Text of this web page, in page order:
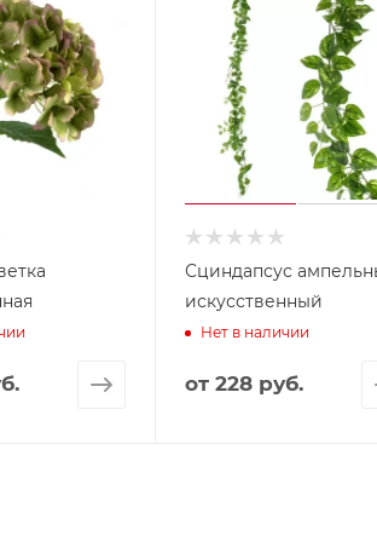
Сциндапсус
искусственный
Нет в наличии
от 228 руб.